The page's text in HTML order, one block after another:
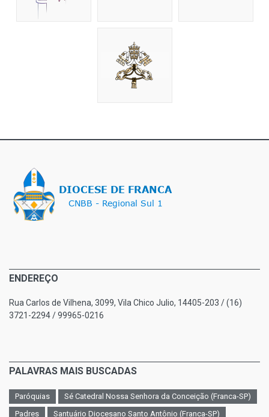
ENDEREÇO
Rua Carlos de Vilhena, 3099, Vila Chico Julio, 14405-203 / (16)
3721-2294 / 99965-0216
PALAVRAS MAIS BUSCADAS
Paróquias
Sé Catedral Nossa Senhora da Conceição (Franca-SP)
Padres
Santuário Diocesano Santo Antônio (Franca-SP)